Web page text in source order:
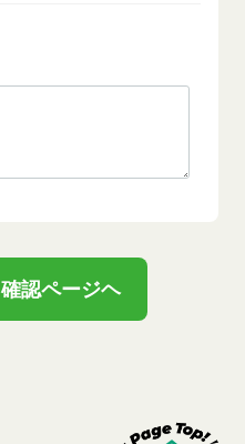
確認ページヘ